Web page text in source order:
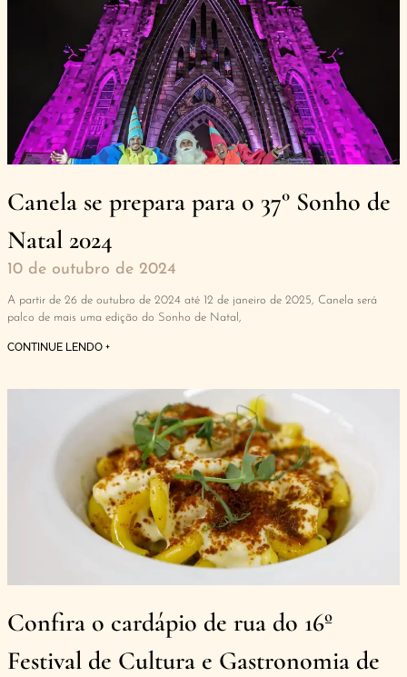
Canela se prepara para o 37° Sonho de
Natal 2024
10 de outubro de 2024
A partir de 26 de outubro de 2024 até 12 de janeiro de 2025, Canela será
palco de mais uma edição do Sonho de Natal,
CONTINUE LENDO +
Confira o cardápio de rua do 16º
Festival de Cultura e Gastronomia de